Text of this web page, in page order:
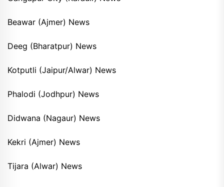
Beawar (Ajmer) News
Deeg (Bharatpur) News
Kotputli (Jaipur/Alwar) News
Phalodi (Jodhpur) News
Didwana (Nagaur) News
Kekri (Ajmer) News
Tijara (Alwar) News